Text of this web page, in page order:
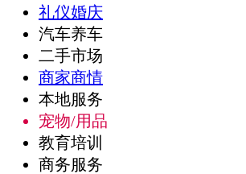
礼仪婚庆
汽车养车
二手市场
商家商情
本地服务
宠物/用品
教育培训
商务服务